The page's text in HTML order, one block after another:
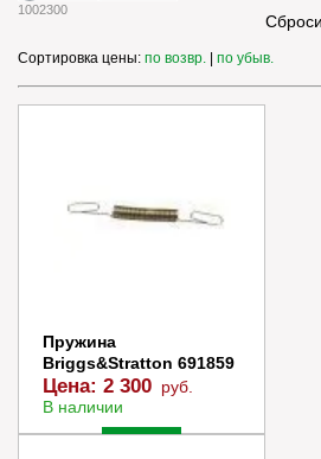
1002300
Сортировка цены: по возвр. по убыв.
Пружина
Briggs&Stratton 691859
Цена: 2 300 руб.
В наличии
В корзину